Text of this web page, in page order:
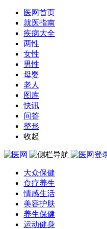
医网首页
就医指南
疾病大全
两性
女性
男性
母婴
老人
图库
快讯
问答
整形
收起
大众保健
食疗养生
情感生活
美容护肤
养生保健
运动健身